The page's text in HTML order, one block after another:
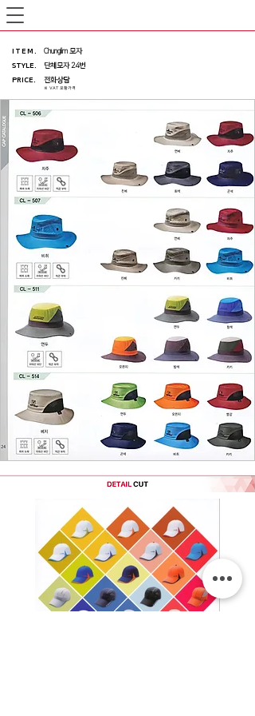
ITEM .
Chunglim 모자
STYLE.
단체모자 24번
PRICE.
※ VAT 포함가격
전화상담